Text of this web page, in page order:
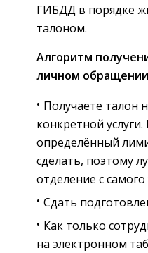
ГИБДД в порядке
талоном.
Алгоритм
личном
Получаете талон
конкретной
определённый
сделать, поэтому
отделение с самого
Сдать
Как только
на электронном